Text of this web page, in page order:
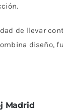
de llevar
diseño,
Madrid